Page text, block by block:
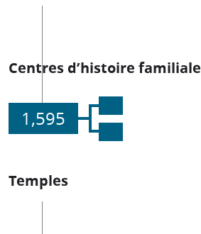
Centres d’histoire familiale
1,595
Temples